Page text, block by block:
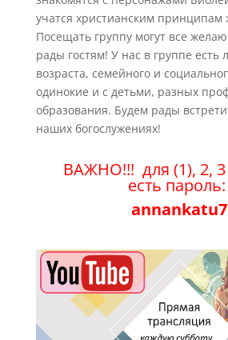
учатся христианским принципам
Посещать группу могут все
рады гостям! У нас в группе есть
возраста, семейного и
одинокие и с детьми, разных
образования. Будем рады
наших богослужениях!
ВАЖНО!!! для (1), 2, 3
есть пароль:
annankatu7